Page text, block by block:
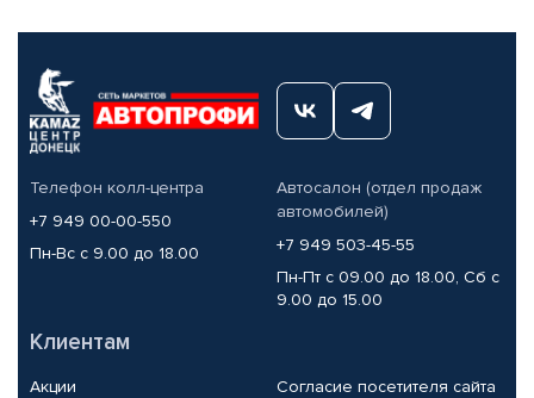
Телефон колл-центра
+7 949 00-00-550
Пн-Вс с 9.00 до 18.00
Автосалон (отдел продаж
автомобилей)
+7 949 503-45-55
Пн-Пт с 09.00 до 18.00, Сб с
9.00 до 15.00
Клиентам
Акции
Согласие посетителя сайта